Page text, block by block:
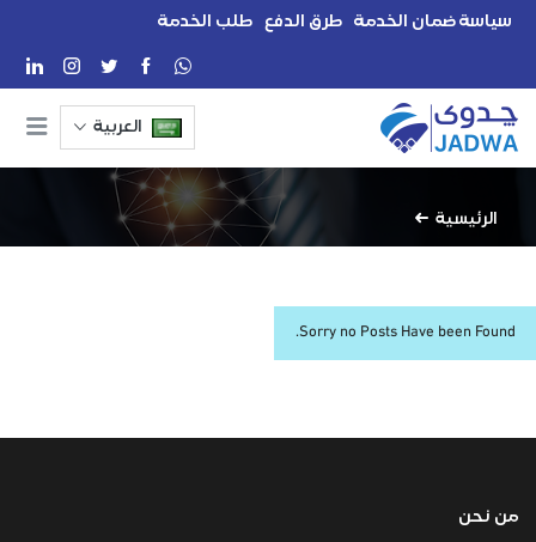
سياسة ضمان الخدمة طرق الدفع طلب الخدمة
العربية
الرئيسية
Sorry no Posts Have been Found.
من نحن